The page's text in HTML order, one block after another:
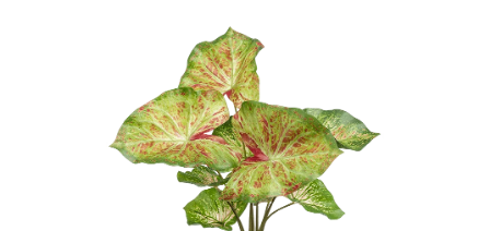
INTERIÉROVÉ DEKORÁCIE
NA OBJEDNÁVKU